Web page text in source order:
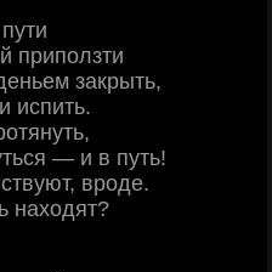
приползти
закрыть,
испить.
— и в путь!
вроде.
находят?